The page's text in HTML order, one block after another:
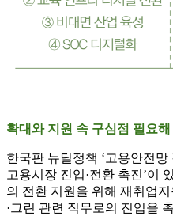
확대와 지원 속 구심점 필요해
한국판 뉴딜정책 ‘고용안전망
고용시장 진입·전환 촉진’이
의 전환 지원을 위해 재취업
·그린 관련 직무로의 진입을